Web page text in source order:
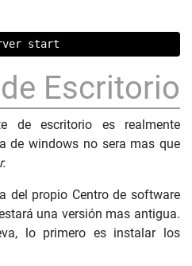
start
Escritorio
de escritorio es realmente
de windows no sera mas que
del propio Centro de software
una versión mas antigua.
lo primero es instalar los